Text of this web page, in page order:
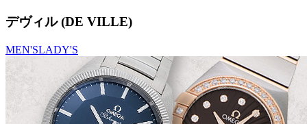
デヴィル (DE VILLE)
MEN'SLADY'S